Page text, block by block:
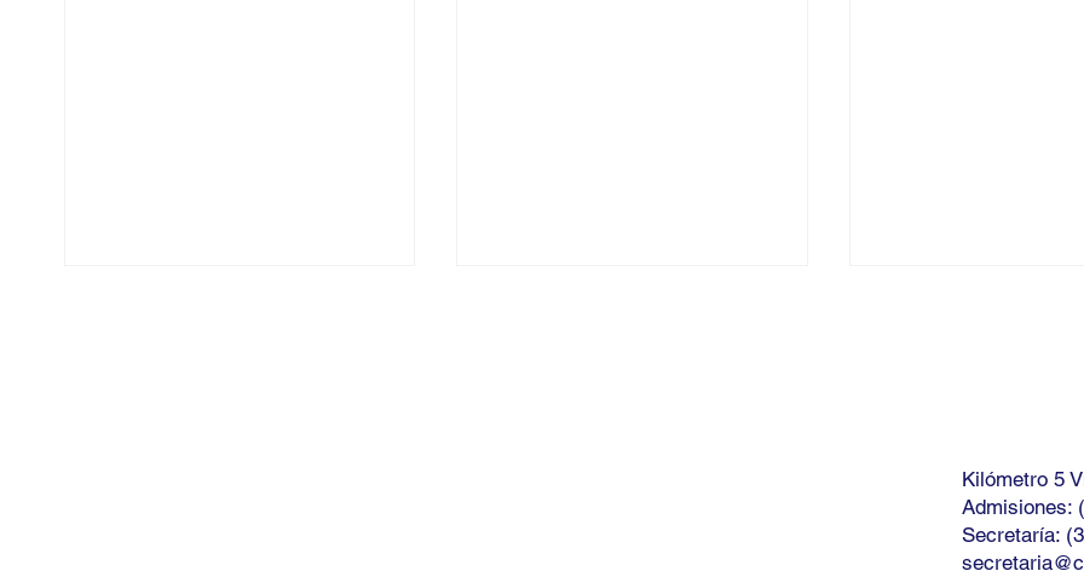
Deportes y
integral: Sabana´s
Kilómetro 5
Admisiones:
Secretaría: